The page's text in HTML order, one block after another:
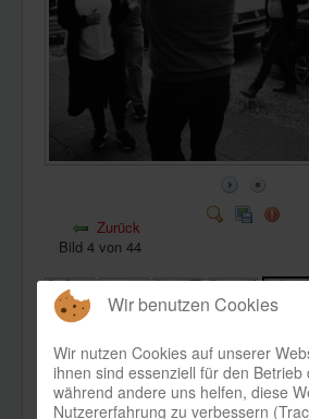
Zurück
Bild 4 von 44
Bild-
Wir benutzen Cookies
Wir nutzen Cookies auf unserer
ihnen sind essenziell für den Betrieb
während andere uns helfen, diese
Nutzererfahrung zu verbessern